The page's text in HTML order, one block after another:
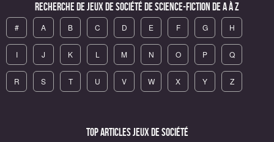
Recherche de Jeux de société de science-fiction de A à Z
# A B C D E F G H
I J K L M N O P Q
R S T U V W X Y Z
Top articles Jeux de société